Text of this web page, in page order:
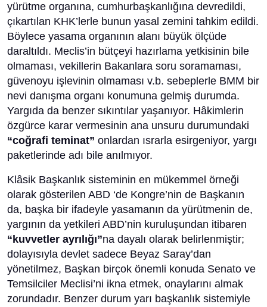
yürütme organına, cumhurbaşkanlığına devredildi,
çıkartılan KHK’lerle bunun yasal zemini tahkim edildi.
Böylece yasama organının alanı büyük ölçüde
daraltıldı. Meclis’in bütçeyi hazırlama yetkisinin bile
olmaması, vekillerin Bakanlara soru soramaması,
güvenoyu işlevinin olmaması v.b. sebeplerle BMM bir
nevi danışma organı konumuna gelmiş durumda.
Yargıda da benzer sıkıntılar yaşanıyor. Hâkimlerin
özgürce karar vermesinin ana unsuru durumundaki
“coğrafi teminat” onlardan ısrarla esirgeniyor, yargı
paketlerinde adı bile anılmıyor.
Klâsik Başkanlık sisteminin en mükemmel örneği
olarak gösterilen ABD ‘de Kongre’nin de Başkanın
da, başka bir ifadeyle yasamanın da yürütmenin de,
yargının da yetkileri ABD’nin kuruluşundan itibaren
“kuvvetler ayrılığı”na dayalı olarak belirlenmiştir;
dolayısıyla devlet sadece Beyaz Saray’dan
yönetilmez, Başkan birçok önemli konuda Senato ve
Temsilciler Meclisi’ni ikna etmek, onaylarını almak
zorundadır. Benzer durum yarı başkanlık sistemiyle